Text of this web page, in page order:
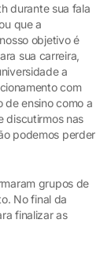
durante sua fala
que a
objetivo é
sua carreira,
a
com
de ensino como a
discutirmos nas
podemos perder
grupos de
No final da
finalizar as